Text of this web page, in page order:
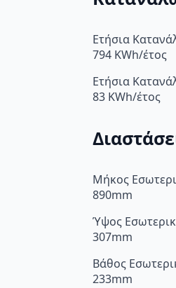
Ετήσια
794 KWh/έτος
Ετήσια
83 KWh/έτος
Μήκος
890mm
Ύψος
307mm
Βάθος
233mm